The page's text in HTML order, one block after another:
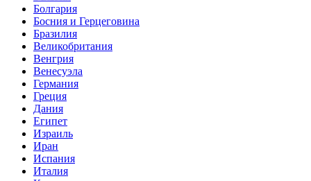
Болгария
Босния и Герцеговина
Бразилия
Великобритания
Венгрия
Венесуэла
Германия
Греция
Дания
Египет
Израиль
Иран
Испания
Италия